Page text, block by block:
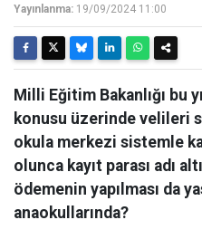
Yayınlanma: 19/09/2024 11:00
Milli Eğitim Bakanlığı bu
konusu üzerinde velileri
okula merkezi sistemle
olunca kayıt parası adı
ödemenin yapılması da
anaokullarında?